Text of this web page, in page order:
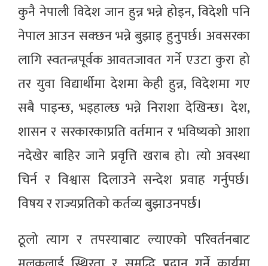
कुनै नेपाली विदेश जान हुन्न भन्ने होइन, विदेशी पनि
नेपाल आउन सक्छन भन्ने बुझाइ हुनुपर्छ। अवसरका
लागि स्वतन्त्रपूर्वक आवतजावत गर्ने एउटा कुरा हो
तर युवा विद्यार्थीमा देशमा केही हुन्न, विदेशमा गए
सबै पाइन्छ, भइहाल्छ भन्ने निराशा देखिन्छ। देश,
शासन र सरकारकाप्रति वर्तमान र भविष्यको आशा
नदेखेर बाहिर जाने प्रवृत्ति खराब हो। त्यो अवस्था
चिर्न र विश्वास दिलाउने सन्देश प्रवाह गर्नुपर्छ।
विषय र राज्यप्रतिको कर्तव्य बुझाउनपर्छ।
ठूलो त्याग र तपस्याबाट ल्याएको परिवर्तनबाट